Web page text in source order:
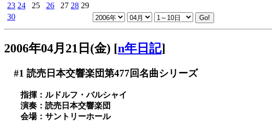
23 24 25 26 27 28 29
30
2006年04月21日(金) [n年日記]
#1 読売日本交響楽団第477回名曲シリーズ
指揮：ルドルフ・バルシャイ
演奏：読売日本交響楽団
会場：サントリーホール